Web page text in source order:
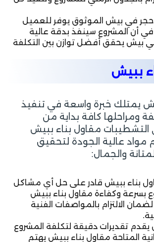
حجر في بيش الموثوق يوفر للعميل
في أن المشروع سينفذ بدقة عالية
بيش يحقق أفضل توازن بين التكلفة
ببيش
يمتلك خبرة واسعة في تنفيذ
ومراحلها كافة بداية من
التشطيبات مقاول بناء ببيش
عالية الجودة لتحقيق
والجمال:
بناء ببيش قادر على حل أي مشاكل
بسرعة وكفاءة مقاول بناء ببيش
الالتزام بالمواصفات الفنية
يقدم تقديرات دقيقة لتكلفة المشروع
المتاحة مقاول بناء ببيش يهتم